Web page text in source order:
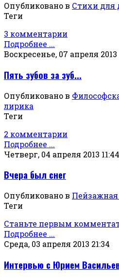
Опубликовано в Стихи для
Теги
3 комментарии
Подробнее ...
Воскресенье, 07 апреля 2013
Пять зубов за зуб...
Опубликовано в
лирика
Теги
2 комментарии
Подробнее ...
Четверг, 04 апреля 2013 11:44
Вчера был снег
Опубликовано в
Теги
Станьте первым
Подробнее ...
Среда, 03 апреля 2013 21:34
Интервью с Юрием